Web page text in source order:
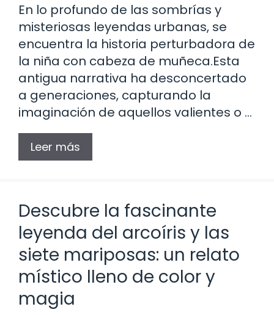
En lo profundo de las sombrías y
misteriosas leyendas urbanas, se
encuentra la historia perturbadora de
la niña con cabeza de muñeca.Esta
antigua narrativa ha desconcertado
a generaciones, capturando la
imaginación de aquellos valientes o …
Leer más
Descubre la fascinante
leyenda del arcoíris y las
siete mariposas: un relato
místico lleno de color y
magia